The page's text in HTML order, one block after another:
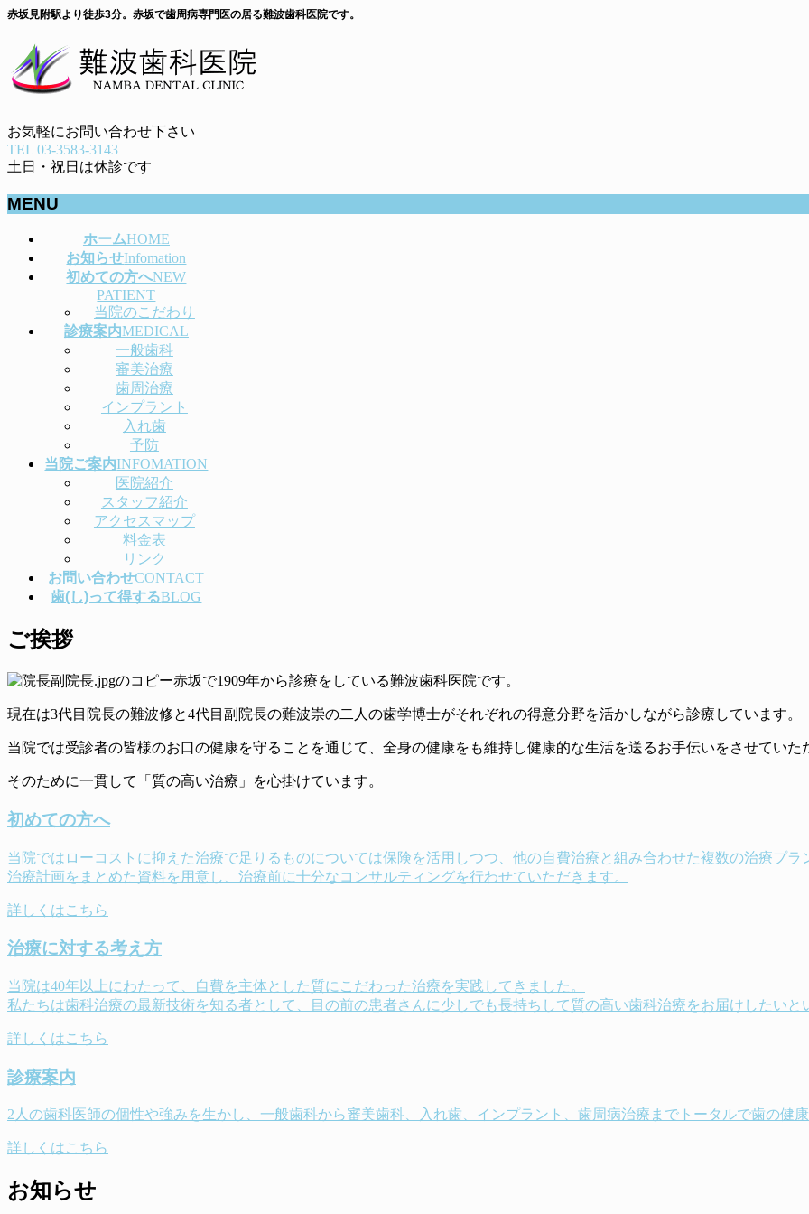
赤坂見附駅より徒歩3分。赤坂で歯周病専門医の居る難波歯科医院です。
お気軽にお問い合わせ下さい
TEL 03-3583-3143
土日・祝日は休診です
MENU
ホームHOME
お知らせInfomation
初めての方へNEW
PATIENT
当院のこだわり
診療案内MEDICAL
一般歯科
審美治療
歯周治療
インプラント
入れ歯
予防
当院ご案内INFOMATION
医院紹介
スタッフ紹介
アクセスマップ
料金表
リンク
お問い合わせCONTACT
歯(し)って得するBLOG
ご挨拶
赤坂で1909年から診療をしている難波歯科医院です。
現在は3代目院長の難波修と4代目副院長の難波崇の二人の歯学博士がそれぞれの得意分野を活かしながら診療しています。
当院では受診者の皆様のお口の健康を守ることを通じて、全身の健康をも維持し健康的な生活を送るお手伝いをさせていた
そのために一貫して「質の高い治療」を心掛けています。
初めての方へ
当院ではローコストに抑えた治療で足りるものについては保険を活用しつつ、他の自費治療と組み合わせた複数の治療プ
治療計画をまとめた資料を用意し、治療前に十分なコンサルティングを行わせていただきます。
詳しくはこちら
治療に対する考え方
当院は40年以上にわたって、自費を主体とした質にこだわった治療を実践してきました。
私たちは歯科治療の最新技術を知る者として、目の前の患者さんに少しでも長持ちして質の高い歯科治療をお届けしたいと
詳しくはこちら
診療案内
2人の歯科医師の個性や強みを生かし、一般歯科から審美歯科、入れ歯、インプラント、歯周病治療までトータルで歯の健
詳しくはこちら
お知らせ